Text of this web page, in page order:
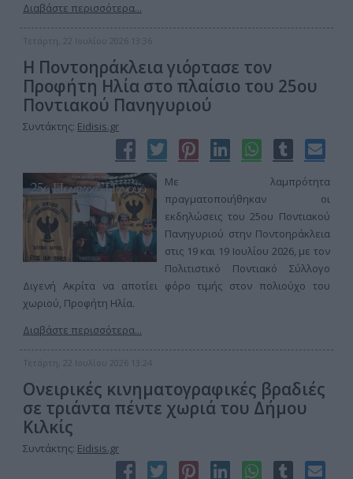
Διαβάστε περισσότερα...
Τετάρτη, 22 Ιουλίου 2026 13:36
Η Ποντοηράκλεια γιόρτασε τον
Προφήτη Ηλία στο πλαίσιο του 25ου
Ποντιακού Πανηγυριού
Συντάκτης: Eidisis.gr
Με λαμπρότητα
πραγματοποιήθηκαν οι
εκδηλώσεις του 25ου Ποντιακού
Πανηγυριού στην Ποντοηράκλεια
στις 19 και 19 Ιουλίου 2026, με τον
Πολιτιστικό Ποντιακό Σύλλογο
Διγενή Ακρίτα να αποτίει φόρο τιμής στον πολιούχο του
χωριού, Προφήτη Ηλία.
Διαβάστε περισσότερα...
Τετάρτη, 22 Ιουλίου 2026 13:24
Ονειρικές κινηματογραφικές βραδιές
σε τριάντα πέντε χωριά του Δήμου
Κιλκίς
Συντάκτης: Eidisis.gr